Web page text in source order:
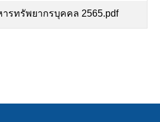
ารทรัพยากรบุคคล 2565.pdf